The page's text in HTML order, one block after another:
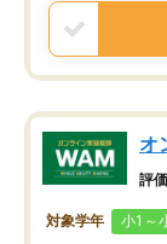
オ
評価
対象学年 小1～